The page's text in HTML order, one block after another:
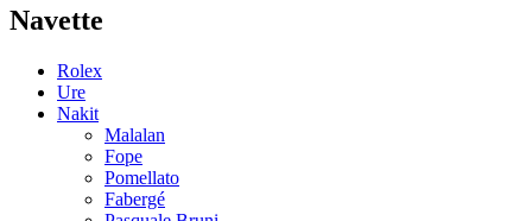
Navette
Rolex
Ure
Nakit
Malalan
Fope
Pomellato
Fabergé